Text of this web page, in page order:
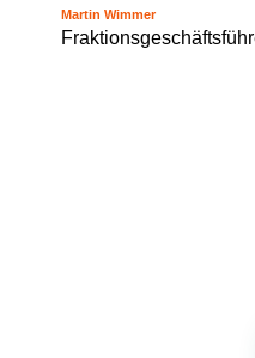
Martin Wimmer